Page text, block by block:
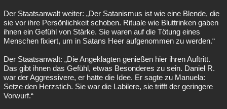
Der Staatsanwalt weiter: „Der Satanismus ist wie eine Blende, die
sie vor ihre Persönlichkeit schoben. Rituale wie Bluttrinken gaben
ihnen ein Gefühl von Stärke. Sie waren auf die Tötung eines
Menschen fixiert, um in Satans Heer aufgenommen zu werden.“
Der Staatsanwalt: „Die Angeklagten genießen hier ihren Auftritt.
Das gibt ihnen das Gefühl, etwas Besonderes zu sein. Daniel R.
war der Aggressivere, er hatte die Idee. Er sagte zu Manuela:
Setze den Herzstich. Sie war die Labilere, sie trifft der geringere
Vorwurf.“